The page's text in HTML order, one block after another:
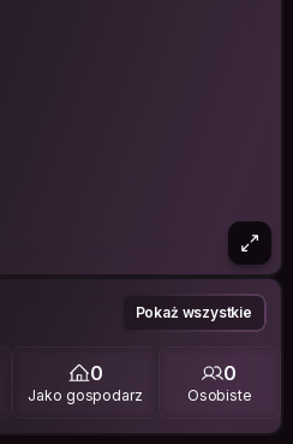
Pokaż wszystkie
0
Jako gospodarz
0
Osobiste